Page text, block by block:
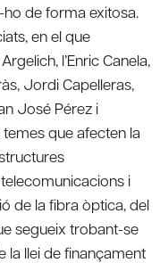
de forma exitosa.
en el que
l’Enric Canela,
Jordi Capelleras,
José Pérez i
que afecten la
i
de la fibra òptica, del
segueix trobant-se
la llei de finançament